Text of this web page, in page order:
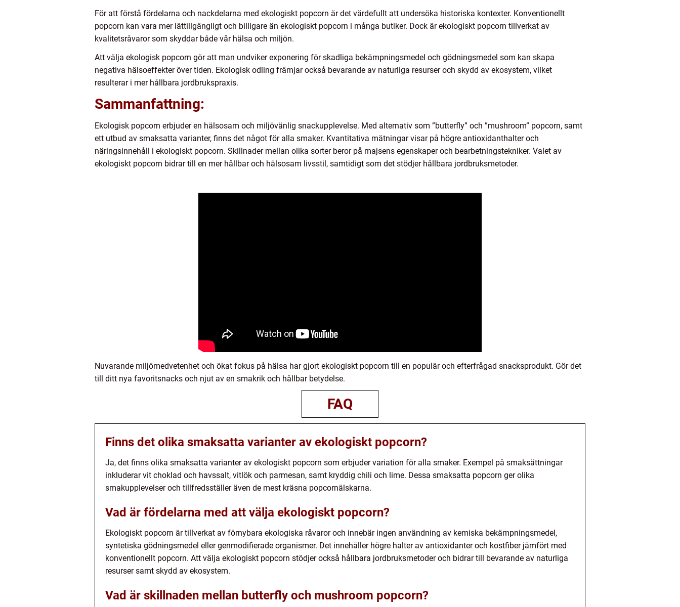
För att förstå fördelarna och nackdelarna med ekologiskt popcorn är det värdefullt att undersöka historiska kontexter. Konventionellt
popcorn kan vara mer lättillgängligt och billigare än ekologiskt popcorn i många butiker. Dock är ekologiskt popcorn tillverkat av
kvalitetsråvaror som skyddar både vår hälsa och miljön.
Att välja ekologisk popcorn gör att man undviker exponering för skadliga bekämpningsmedel och gödningsmedel som kan skapa
negativa hälsoeffekter över tiden. Ekologisk odling främjar också bevarande av naturliga resurser och skydd av ekosystem, vilket
resulterar i mer hållbara jordbrukspraxis.
Sammanfattning:
Ekologisk popcorn erbjuder en hälsosam och miljövänlig snackupplevelse. Med alternativ som ”butterfly” och ”mushroom” popcorn, samt
ett utbud av smaksatta varianter, finns det något för alla smaker. Kvantitativa mätningar visar på högre antioxidanthalter och
näringsinnehåll i ekologiskt popcorn. Skillnader mellan olika sorter beror på majsens egenskaper och bearbetningstekniker. Valet av
ekologiskt popcorn bidrar till en mer hållbar och hälsosam livsstil, samtidigt som det stödjer hållbara jordbruksmetoder.
Nuvarande miljömedvetenhet och ökat fokus på hälsa har gjort ekologiskt popcorn till en populär och efterfrågad snacksprodukt. Gör det
till ditt nya favoritsnacks och njut av en smakrik och hållbar betydelse.
FAQ
Finns det olika smaksatta varianter av ekologiskt popcorn?
Ja, det finns olika smaksatta varianter av ekologiskt popcorn som erbjuder variation för alla smaker. Exempel på smaksättningar
inkluderar vit choklad och havssalt, vitlök och parmesan, samt kryddig chili och lime. Dessa smaksatta popcorn ger olika
smakupplevelser och tillfredsställer även de mest kräsna popcornälskarna.
Vad är fördelarna med att välja ekologiskt popcorn?
Ekologiskt popcorn är tillverkat av förnybara ekologiska råvaror och innebär ingen användning av kemiska bekämpningsmedel,
syntetiska gödningsmedel eller genmodifierade organismer. Det innehåller högre halter av antioxidanter och kostfiber jämfört med
konventionellt popcorn. Att välja ekologiskt popcorn stödjer också hållbara jordbruksmetoder och bidrar till bevarande av naturliga
resurser samt skydd av ekosystem.
Vad är skillnaden mellan butterfly och mushroom popcorn?